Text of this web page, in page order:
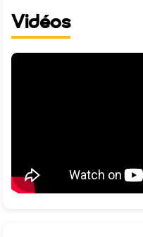
Vidéos